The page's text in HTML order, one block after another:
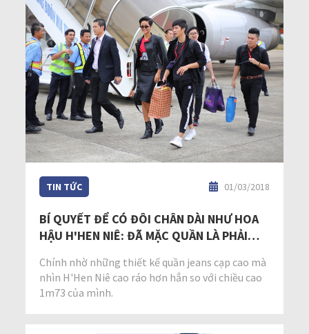
TIN TỨC 01/03/2018
BÍ QUYẾT ĐỂ CÓ ĐÔI CHÂN DÀI NHƯ HOA
HẬU H'HEN NIÊ: ĐÃ MẶC QUẦN LÀ PHẢI
Chính nhờ những thiết kế quần jeans cạp cao mà
nhìn H'Hen Niê cao ráo hơn hẳn so với chiều cao
1m73 của mình.